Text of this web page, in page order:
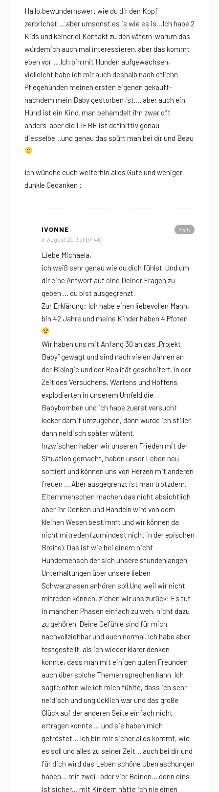
Hallo,bewundernswert wie du dir den Kopf
zerbrichst…..aber umsonst.es is wie es is…Ich habe 2
Kids und keinerlei Kontakt zu den vätern-warum das
würdemich auch mal interessieren..aber das kommt
eben vor…..Ich bin mit Hunden aufgewachsen,
vielleicht habe ich mir auch deshalb nach etlichn
Pflegehunden meinen ersten eigenen gekauft-
nachdem mein Baby gestorben ist…..aber auch ein
Hund ist ein Kind..man behamdelt ihn zwar oft
anders-aber die LIEBE ist definittiv genau
diesselbe…und genau das spürt man bei dir und Beau
Ich wünche euch weiterhin alles Gute und weniger
dunkle Gedanken :
Reply
IVONNE
3. August 2013 at 07:48
Liebe Michaela,
ich weiß sehr genau wie du dich fühlst. Und um
dir eine Antwort auf eine Deiner Fragen zu
geben … du bist ausgegrenzt.
Zur Erklärung: Ich habe einen liebevollen Mann,
bin 42 Jahre und meine Kinder haben 4 Pfoten
Wir haben uns mit Anfang 30 an das „Projekt
Baby“ gewagt und sind nach vielen Jahren an
der Biologie und der Realität gescheitert. In der
Zeit des Versuchens, Wartens und Hoffens
explodierten in unserem Umfeld die
Babybomben und ich habe zuerst versucht
locker damit umzugehen, dann wurde ich stiller,
dann neidisch später wütent.
Inzwischen haben wir unseren Frieden mit der
Situation gemacht, haben unser Leben neu
sortiert und können uns von Herzen mit anderen
freuen … Aber ausgegrenzt ist man trotzdem.
Elternmenschen machen das nicht absichtlich
aber ihr Denken und Handeln wird von dem
kleinen Wesen bestimmt und wir können da
nicht mitreden (zumindest nicht in der epischen
Breite). Das ist wie bei einem nicht
Hundemensch der sich unsere stundenlangen
Unterhaltungen über unsere lieben
Schwarznasen anhören soll.Und weil wir nicht
mitreden können, ziehen wir uns zurück! Es tut
in manchen Phasen einfach zu weh, nicht dazu
zu gehören. Deine Gefühle sind für mich
nachvollziehbar und auch normal. Ich habe aber
festgestellt, als ich wieder klarer denken
konnte, dass man mit einigen guten Freunden
auch über solche Themen sprechen kann. Ich
sagte offen wie ich mich fühlte, dass ich sehr
neidisch und unglücklich war und das große
Glück auf der anderen Seite einfach nicht
ertragen konnte … und sie haben mich
getröstet… Ich bin mir sicher alles kommt, wie
es soll und alles zu seiner Zeit… auch bei dir und
für dich wird das Leben schöne Überraschungen
haben… mit zwei- oder vier Beinen… denn eins
ist sicher… mit Kindern hätte ich nie einen